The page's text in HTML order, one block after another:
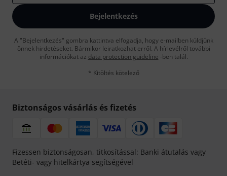
Bejelentkezés
A "Bejelentkezés" gombra kattintva elfogadja, hogy e-mailben küldjünk
önnek hirdetéseket. Bármikor leiratkozhat erről. A hírlevélről további
információkat az data protection guideline -ben talál.
* Kitöltés kötelező
Biztonságos vásárlás és fizetés
Fizessen biztonságosan, titkosítással: Banki átutalás vagy
Betéti- vagy hitelkártya segítségével